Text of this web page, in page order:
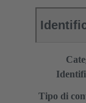
Tipo di